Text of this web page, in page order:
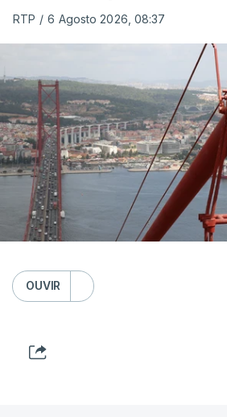
RTP / 6 Agosto 2026, 08:37
OUVIR